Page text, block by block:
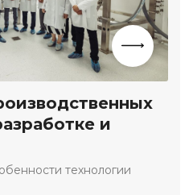
и
технологии